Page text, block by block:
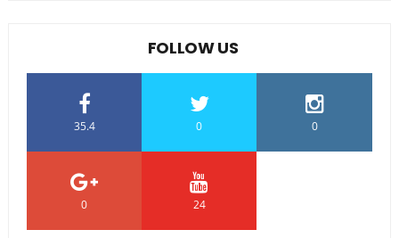
FOLLOW US
35.4 0 0
0 24